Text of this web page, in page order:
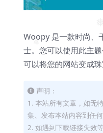
❅
❅
Woopy 是一款时尚、
士。您可以使用此主
可以将您的网站变成
声明：
1. 本站所有文章，如无
集、发布本站内容到任
2. 如遇到下载链接失效